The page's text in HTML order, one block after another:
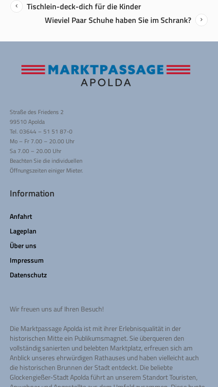
Tischlein-deck-dich für die Kinder
Wieviel Paar Schuhe haben Sie im Schrank?
Straße des Friedens 2
99510 Apolda
Tel. 03644 – 51 51 87-0
Mo – Fr 7.00 – 20.00 Uhr
Sa 7.00 – 20.00 Uhr
Beachten Sie die individuellen
Öffnungszeiten einiger Mieter.
Information
Anfahrt
Lageplan
Über uns
Impressum
Datenschutz
Wir freuen uns auf Ihren Besuch!
Die Marktpassage Apolda ist mit ihrer Erlebnisqualität in der
historischen Mitte ein Publikumsmagnet. Sie überqueren den
vollständig sanierten und belebten Marktplatz, erfreuen sich am
Anblick unseres ehrwürdigen Rathauses und haben vielleicht auch
die historischen Brunnen der Stadt entdeckt. Die beliebte
Glockengießer-Stadt Apolda führt an unserem Standort Touristen,